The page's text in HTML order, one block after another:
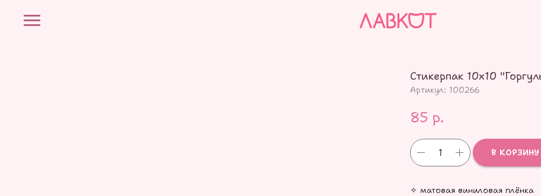
Стикерпак 10х10
Артикул: 100266
85 р.
В КОРЗИНУ
✧ матовая виниловая плёнка